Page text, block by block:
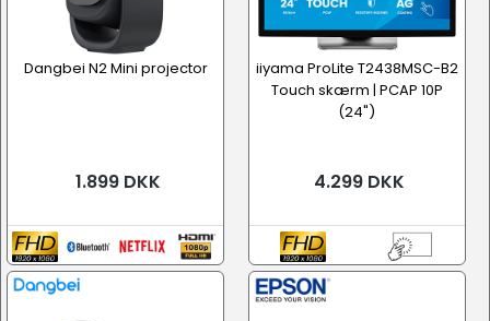
Dangbei N2 Mini projector
1.899 DKK
iiyama ProLite T2438MSC-B2
Touch skærm | PCAP 10P
(24")
4.299 DKK